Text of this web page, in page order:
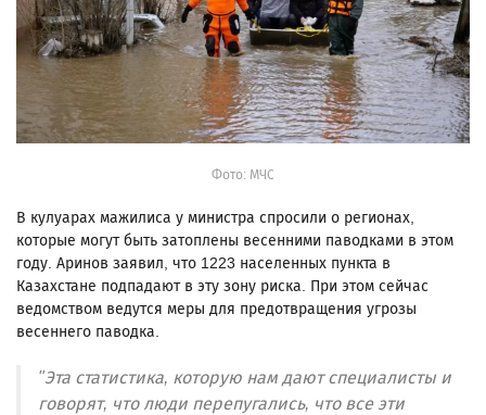
Фото: МЧС
В кулуарах мажилиса у министра спросили о регионах,
которые могут быть затоплены весенними паводками в этом
году. Аринов заявил, что 1223 населенных пункта в
Казахстане подпадают в эту зону риска. При этом сейчас
ведомством ведутся меры для предотвращения угрозы
весеннего паводка.
"Эта статистика, которую нам дают специалисты и
говорят, что люди перепугались, что все эти